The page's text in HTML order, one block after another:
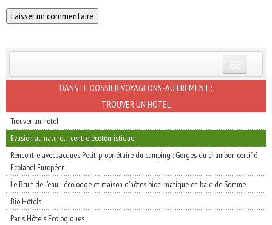
INSCRIVEZ-VOUS | ABONNEZ-VOUS
DANS LE DOSSIER VOYAGEONS-AUTREMENT :
TROUVER UN HOTEL
Trouver un hotel
Evasion au naturel - centre écotouristique
Rencontre avec Jacques Petit, propriétaire du camping : Gorges du chambon certifié
Ecolabel Européen
Le Bruit de l'eau - écolodge et maison d'hôtes bioclimatique en baie de Somme
Bio Hôtels
Paris Hôtels Ecologiques